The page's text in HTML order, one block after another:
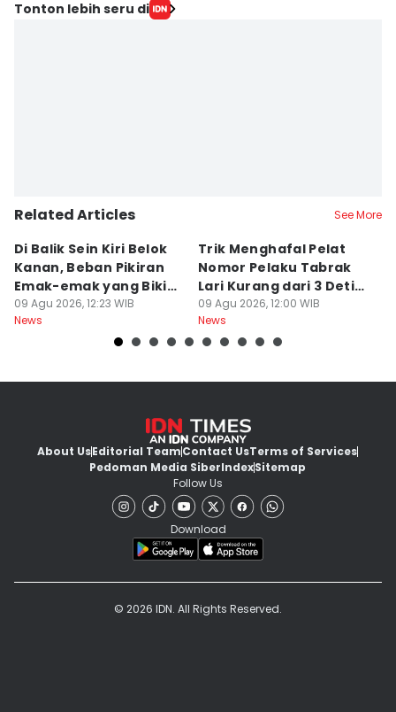
Tonton lebih seru di
Related Articles See More
Di Balik Sein Kiri Belok
Kanan, Beban Pikiran
Emak-emak yang Bikin
Gagal fokus di Jalan
09 Agu 2026, 12:23 WIB
News
Trik Menghafal Pelat
Nomor Pelaku Tabrak
Lari Kurang dari 3 Detik
di Tengah Kepanikan
09 Agu 2026, 12:00 WIB
News
About UsEditorial TeamContact UsTerms of Services
Pedoman Media SiberIndexSitemap
Follow Us
Download
© 2026 IDN. All Rights Reserved.